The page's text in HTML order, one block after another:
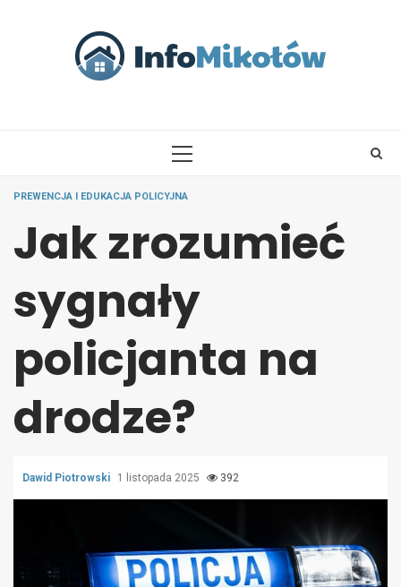
PRIMARY
PREWENCJA I EDUKACJA POLICYJNA
Jak zrozumieć
sygnały
policjanta na
drodze?
Dawid Piotrowski 1 listopada 2025 392